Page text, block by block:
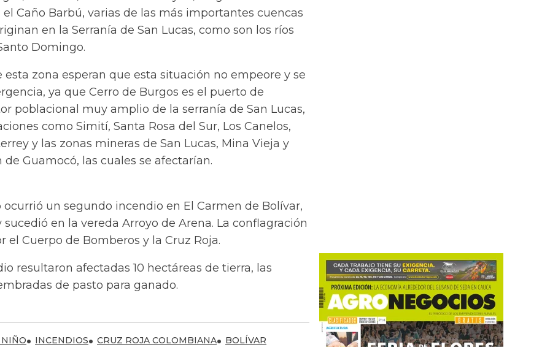
Caño Barbú, varias de las más importantes cuencas
en la Serranía de San Lucas, como son los ríos
Domingo.
esta zona esperan que esta situación no empeore y se
ya que Cerro de Burgos es el puerto de
poblacional muy amplio de la serranía de San Lucas,
como Simití, Santa Rosa del Sur, Los Canelos,
y las zonas mineras de San Lucas, Mina Vieja y
Guamocó, las cuales se afectarían.
ocurrió un segundo incendio en El Carmen de Bolívar,
en la vereda Arroyo de Arena. La conflagración
el Cuerpo de Bomberos y la Cruz Roja.
resultaron afectadas 10 hectáreas de tierra, las
de pasto para ganado.
INCENDIOS CRUZ ROJA COLOMBIANA BOLÍVAR